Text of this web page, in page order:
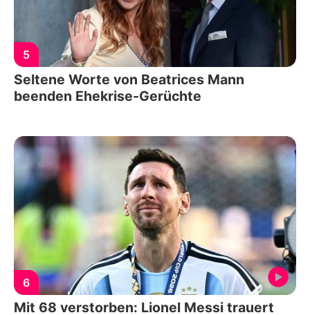
5
Seltene Worte von Beatrices Mann
beenden Ehekrise-Gerüchte
6
Mit 68 verstorben: Lionel Messi trauert